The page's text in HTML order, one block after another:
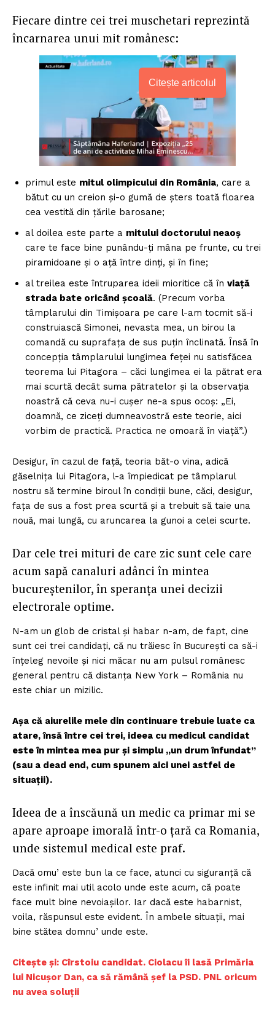
Fiecare dintre cei trei muschetari reprezintă
încarnarea unui mit românesc:
Citește articolul
primul este mitul olimpicului din România, care a
bătut cu un creion și-o gumă de șters toată floarea
cea vestită din țările barosane;
al doilea este parte a mitului doctorului neaoș
care te face bine punându-ți mâna pe frunte, cu trei
piramidoane și o ață între dinți, și în fine;
al treilea este întruparea ideii mioritice că în viață
strada bate oricând școală. (Precum vorba
tâmplarului din Timișoara pe care l-am tocmit să-i
construiască Simonei, nevasta mea, un birou la
comandă cu suprafața de sus puțin înclinată. Însă în
concepția tâmplarului lungimea feței nu satisfăcea
teorema lui Pitagora – căci lungimea ei la pătrat era
mai scurtă decât suma pătratelor și la observația
noastră că ceva nu-i cușer ne-a spus ocoș: „Ei,
doamnă, ce ziceți dumneavostră este teorie, aici
vorbim de practică. Practica ne omoară în viață”.)
Desigur, în cazul de față, teoria băt-o vina, adică
găselnița lui Pitagora, l-a împiedicat pe tâmplarul
nostru să termine biroul în condiții bune, căci, desigur,
fața de sus a fost prea scurtă și a trebuit să taie una
nouă, mai lungă, cu aruncarea la gunoi a celei scurte.
Dar cele trei mituri de care zic sunt cele care
acum sapă canaluri adânci în mintea
bucureștenilor, în speranța unei decizii
electrorale optime.
N-am un glob de cristal și habar n-am, de fapt, cine
sunt cei trei candidați, că nu trăiesc în București ca să-i
înțeleg nevoile și nici măcar nu am pulsul românesc
general pentru că distanța New York – România nu
este chiar un mizilic.
Așa că aiurelile mele din continuare trebuie luate ca
atare, însă între cei trei, ideea cu medicul candidat
este în mintea mea pur și simplu „un drum înfundat”
(sau a dead end, cum spunem aici unei astfel de
situații).
Ideea de a înscăună un medic ca primar mi se
apare aproape imorală într-o țară ca Romania,
unde sistemul medical este praf.
Dacă omu’ este bun la ce face, atunci cu siguranță că
este infinit mai util acolo unde este acum, că poate
face mult bine nevoiașilor. Iar dacă este habarnist,
voila, răspunsul este evident. În ambele situații, mai
bine stătea domnu’ unde este.
Citește și: Cîrstoiu candidat. Ciolacu îi lasă Primăria
lui Nicușor Dan, ca să rămână șef la PSD. PNL oricum
nu avea soluții